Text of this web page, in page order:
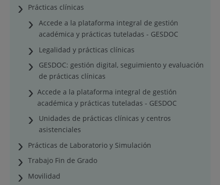
Prácticas clínicas
Accede a la plataforma integral de gestión
académica y prácticas tuteladas - GESDOC
Legalidad y prácticas clínicas
GESDOC: gestión digital, seguimiento y evaluación
de prácticas clínicas
Accede a la plataforma integral de gestión
académica y prácticas tuteladas - GESDOC
Unidades de prácticas clínicas y centros
asistenciales
Prácticas de Laboratorio y Simulación
Trabajo Fin de Grado
Movilidad